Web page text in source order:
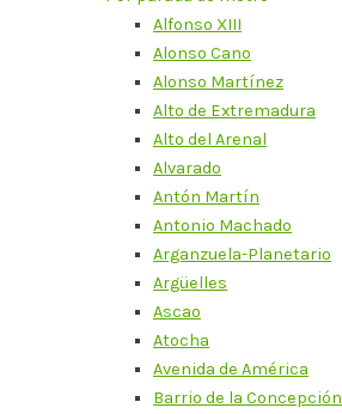
Alfonso XIII
Alonso Cano
Alonso Martínez
Alto de Extremadura
Alto del Arenal
Alvarado
Antón Martín
Antonio Machado
Arganzuela-Planetario
Argüelles
Ascao
Atocha
Avenida de América
Barrio de la Concepción